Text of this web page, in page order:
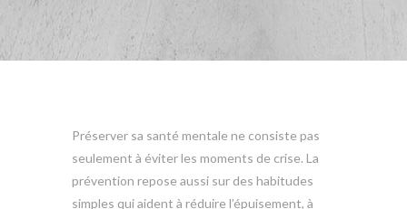
Préserver sa santé mentale ne consiste pas
seulement à éviter les moments de crise. La
prévention repose aussi sur des habitudes
simples qui aident à réduire l’épuisement, à